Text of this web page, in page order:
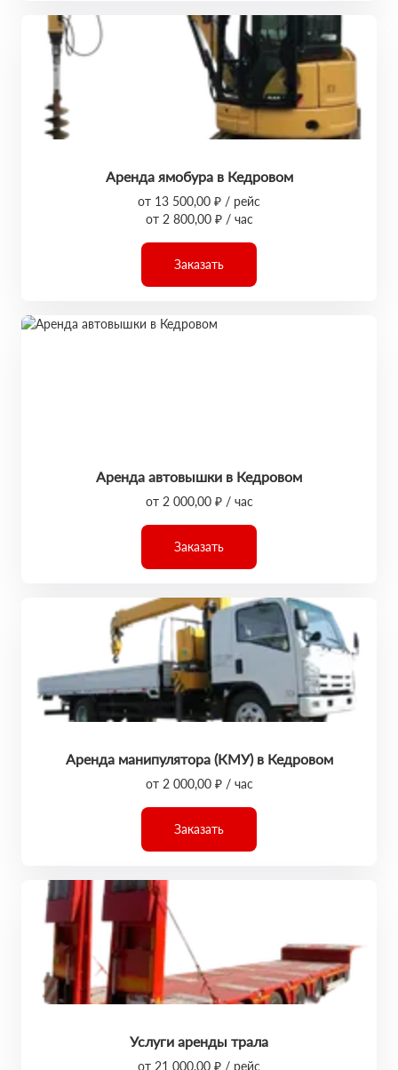
Аренда ямобура в Кедровом
от 13 500,00 ₽ / рейс
от 2 800,00 ₽ / час
Заказать
Аренда автовышки в Кедровом
от 2 000,00 ₽ / час
Заказать
Аренда манипулятора (КМУ) в Кедровом
от 2 000,00 ₽ / час
Заказать
Услуги аренды трала
от 21 000,00 ₽ / рейс